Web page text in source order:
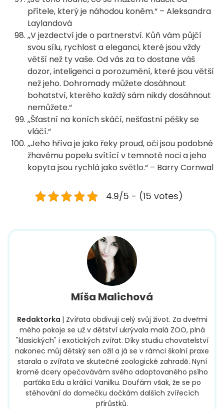
přítele, který je náhodou koněm.“ – Aleksandra
Laylandová
,,V jezdectví jde o partnerství. Kůň vám půjčí
svou sílu, rychlost a eleganci, které jsou vždy
větší než ty vaše. Od vás za to dostane váš
dozor, inteligenci a porozumění, které jsou větší
než jeho. Dohromady můžete dosáhnout
bohatství, kterého každý sám nikdy dosáhnout
nemůžete.“
,,Šťastní na koních skáčí, nešťastní pěšky se
vláčí.“
,,Jeho hříva je jako řeky proud, oči jsou podobné
žhavému popelu svítící v temnotě noci a jeho
kopyta jsou rychlá jako světlo.“ – Barry Cornwal
4.9/5 - (15 votes)
Míša Malichová
Redaktorka | Zvířata obdivuji celý svůj život. Za dveřmi
mého pokoje se už v dětství ukrývala malá ZOO, plná
"klasických" i exotických zvířat. Díky studiu chovatelství
nakonec můj dětský sen ožil a já se v rámci školní praxe
starala o zvířata ve skutečné zoologické zahradě. Nyní
kromě dcery opečovávám svého adoptovaného psího
parťáka Edu a králici Vanilku. Doufám však, že se po
stěhování do domečku dočkám dalších zvířecích
přírůstků.